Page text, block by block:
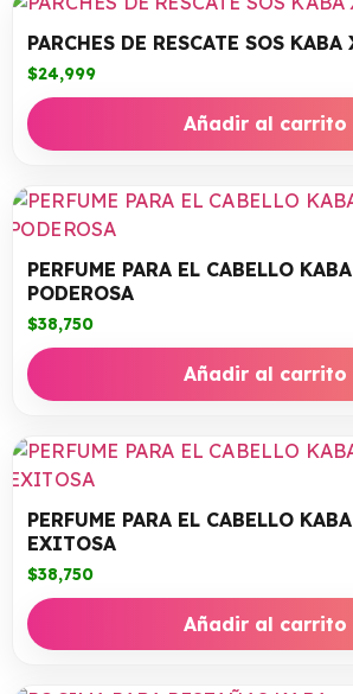
PARCHES DE RESCATE SOS
$24,999
Añadir al carrito
PERFUME PARA EL CABELLO
PODEROSA
$38,750
Añadir al carrito
PERFUME PARA EL CABELLO
EXITOSA
$38,750
Añadir al carrito